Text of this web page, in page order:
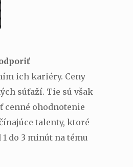
ich kariéry. Ceny
súťaží. Tie sú však
cenné ohodnotenie
talenty, ktoré
do 3 minút na tému